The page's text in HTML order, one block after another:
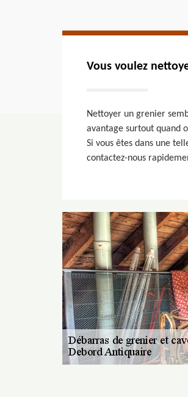
Vous voulez
Nettoyer un grenier
avantage surtout quand
Si vous êtes dans une
contactez-nous